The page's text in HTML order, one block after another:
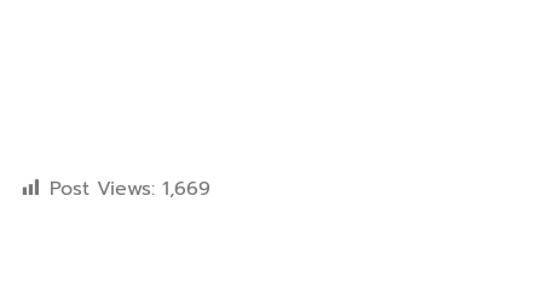
Post Views: 1,669